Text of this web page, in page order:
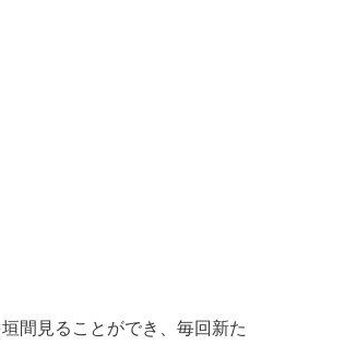
間見ることができ、毎回新た